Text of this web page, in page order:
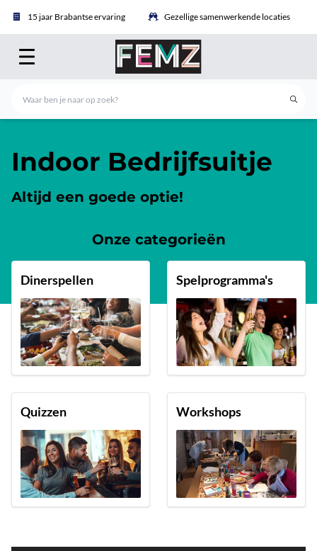
15 jaar Brabantse ervaring Gezellige samenwerkende locaties
Indoor Bedrijfsuitje
Altijd een goede optie!
Onze categorieën
Dinerspellen Spelprogramma's
Quizzen Workshops